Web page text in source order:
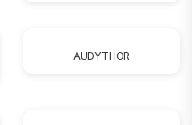
AUDYTHOR